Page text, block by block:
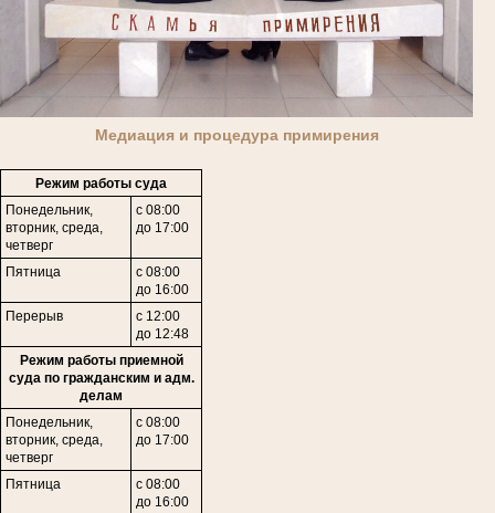
Медиация и процедура примирения
Режим работы суда
Понедельник,
вторник, среда,
четверг
с 08:00
до 17:00
Пятница
с 08:00
до 16:00
Перерыв
с 12:00
до 12:48
Режим работы приемной
суда по гражданским и адм.
делам
Понедельник,
вторник, среда,
четверг
с 08:00
до 17:00
Пятница
с 08:00
до 16:00